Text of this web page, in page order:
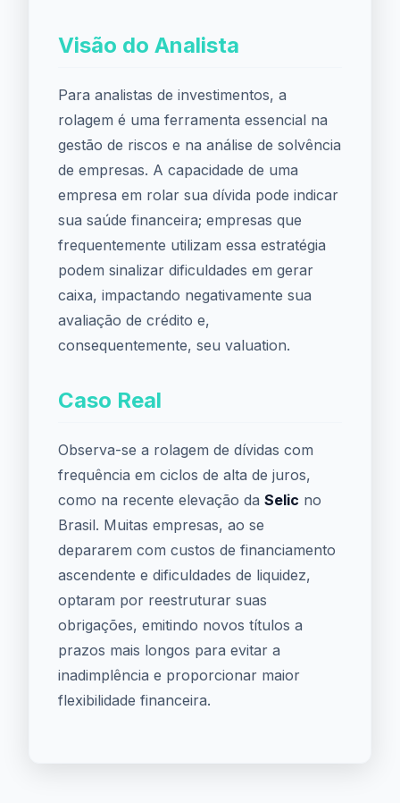
Visão do Analista
Para analistas de investimentos, a
rolagem é uma ferramenta essencial na
gestão de riscos e na análise de solvência
de empresas. A capacidade de uma
empresa em rolar sua dívida pode indicar
sua saúde financeira; empresas que
frequentemente utilizam essa estratégia
podem sinalizar dificuldades em gerar
caixa, impactando negativamente sua
avaliação de crédito e,
consequentemente, seu valuation.
Caso Real
Observa-se a rolagem de dívidas com
frequência em ciclos de alta de juros,
como na recente elevação da Selic no
Brasil. Muitas empresas, ao se
depararem com custos de financiamento
ascendente e dificuldades de liquidez,
optaram por reestruturar suas
obrigações, emitindo novos títulos a
prazos mais longos para evitar a
inadimplência e proporcionar maior
flexibilidade financeira.